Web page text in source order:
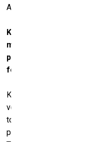
Atēnas. Foto:
Kā jūs attiecaties pret
mākslā? Cilvēki daudz
pat divdesmit gadu
fenomenu vai virzienu.
Kategoriski nē. Pat ja
veidā kā pagājušajā
to tā būtu atšķirīga.
pasaules sastāvdaļām